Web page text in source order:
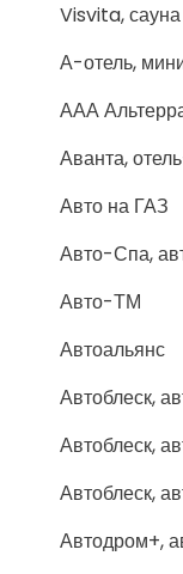
Visvita, сауна
А-отель,
ААА
Аванта,
Авто на ГАЗ
Авто-Спа,
Авто-ТМ
Автоальянс
Автоблеск,
Автоблеск,
Автоблеск,
Автодром+,